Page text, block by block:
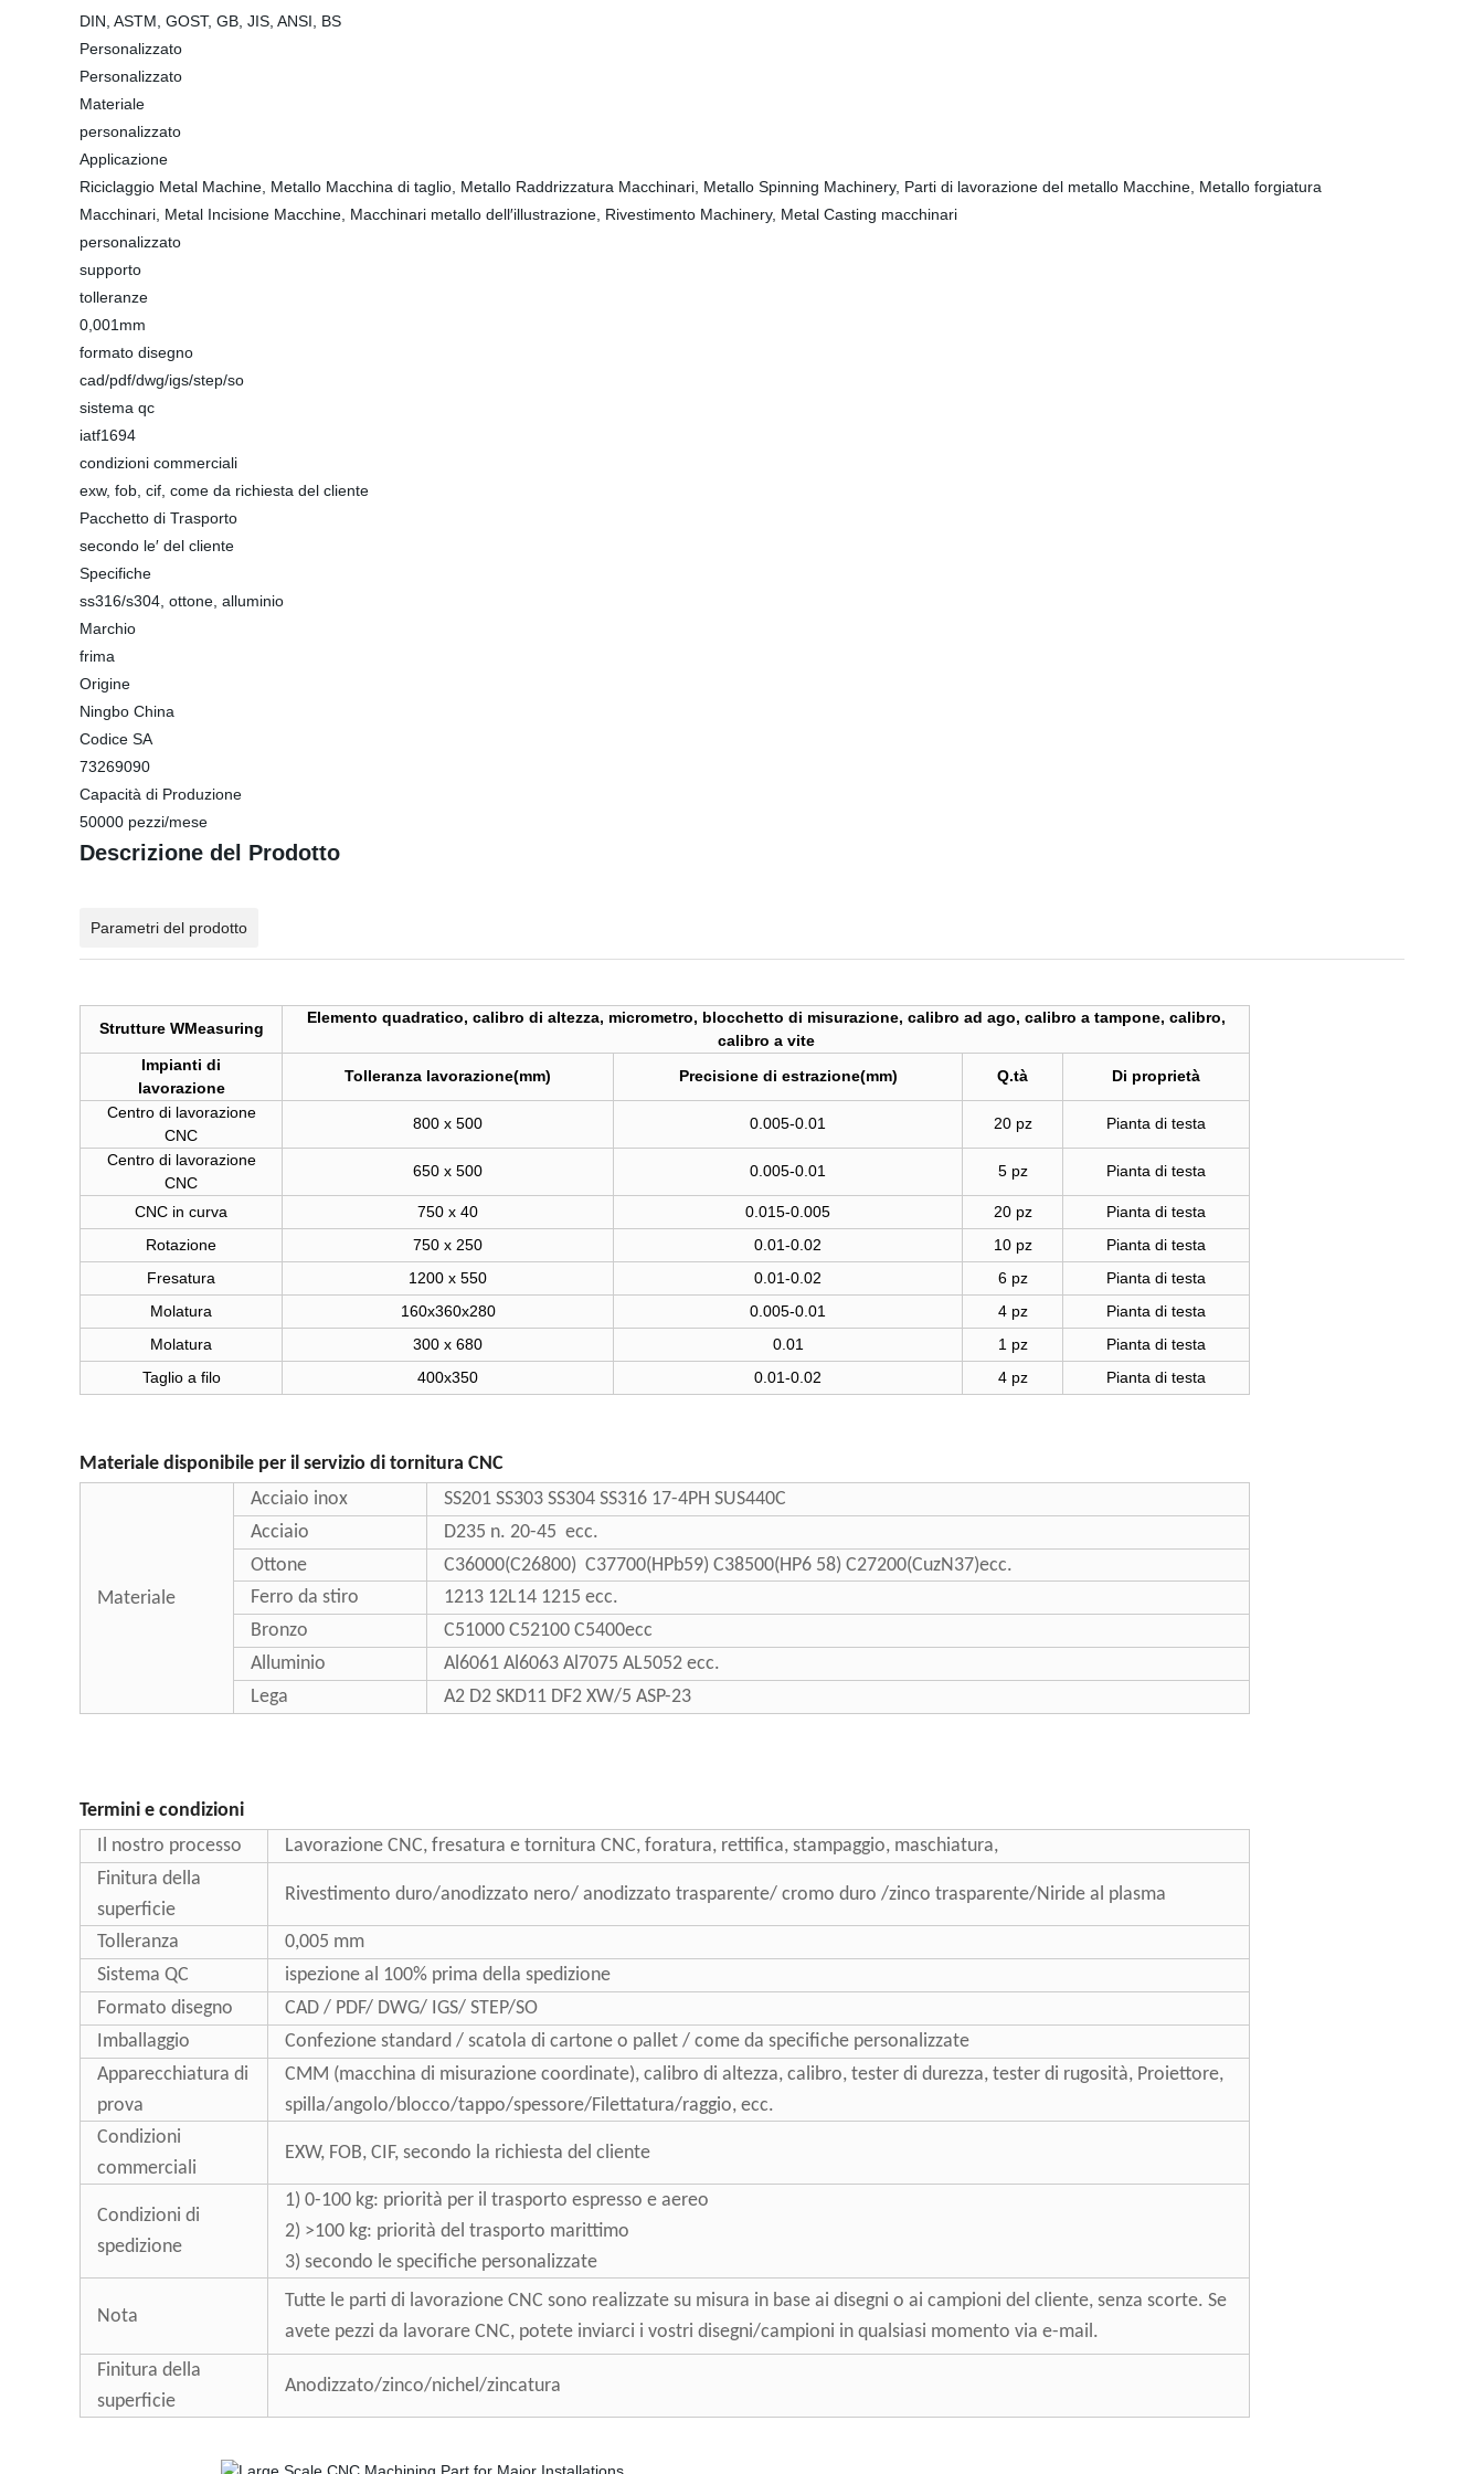
DIN, ASTM, GOST, GB, JIS, ANSI, BS
Personalizzato
Personalizzato
Materiale
personalizzato
Applicazione
Riciclaggio Metal Machine, Metallo Macchina di taglio, Metallo Raddrizzatura Macchinari, Metallo Spinning Machinery, Parti di lavorazione del metallo Macchine, Metallo forgiatura
Macchinari, Metal Incisione Macchine, Macchinari metallo dell′illustrazione, Rivestimento Machinery, Metal Casting macchinari
personalizzato
supporto
tolleranze
0,001mm
formato disegno
cad/pdf/dwg/igs/step/so
sistema qc
iatf1694
condizioni commerciali
exw, fob, cif, come da richiesta del cliente
Pacchetto di Trasporto
secondo le′ del cliente
Specifiche
ss316/s304, ottone, alluminio
Marchio
frima
Origine
Ningbo China
Codice SA
73269090
Capacità di Produzione
50000 pezzi/mese
Descrizione del Prodotto
Parametri del prodotto
Strutture WMeasuring
Elemento quadratico, calibro di altezza, micrometro, blocchetto di misurazione, calibro ad ago, calibro a tampone, calibro,
calibro a vite
Impianti di
lavorazione
Tolleranza lavorazione(mm) Precisione di estrazione(mm) Q.tà Di proprietà
Centro di lavorazione
CNC
800 x 500 0.005-0.01 20 pz Pianta di testa
Centro di lavorazione
CNC
650 x 500 0.005-0.01 5 pz Pianta di testa
CNC in curva 750 x 40 0.015-0.005 20 pz
Pianta di testa
Rotazione
750 x 250 0.01-0.02 10 pz
Pianta di testa
Fresatura
1200 x 550 0.01-0.02 6 pz
Pianta di testa
Molatura
160x360x280 0.005-0.01 4 pz
Pianta di testa
Molatura
300 x 680 0.01 1 pz
Pianta di testa
Taglio a filo
400x350 0.01-0.02 4 pz Pianta di testa
Materiale disponibile per il servizio di tornitura CNC
Materiale
Acciaio inox
SS201 SS303 SS304 SS316 17-4PH SUS440C
Acciaio
D235 n. 20-45 ecc.
Ottone
C36000(C26800) C37700(HPb59) C38500(HP6 58) C27200(CuzN37)ecc.
Ferro da stiro
1213 12L14 1215 ecc.
Bronzo
C51000 C52100 C5400ecc
Alluminio
Al6061 Al6063 Al7075 AL5052 ecc.
Lega
A2 D2 SKD11 DF2 XW/5 ASP-23
Termini e condizioni
Il nostro processo
Lavorazione CNC, fresatura e tornitura CNC, foratura, rettifica, stampaggio, maschiatura,
Finitura della
superficie
Rivestimento duro/anodizzato nero/ anodizzato trasparente/ cromo duro /zinco trasparente/Niride al plasma
Tolleranza
0,005 mm
Sistema QC
ispezione al 100% prima della spedizione
Formato disegno
CAD / PDF/ DWG/ IGS/ STEP/SO
Imballaggio
Confezione standard / scatola di cartone o pallet / come da specifiche personalizzate
Apparecchiatura di
prova
CMM (macchina di misurazione coordinate), calibro di altezza, calibro, tester di durezza, tester di rugosità, Proiettore,
spilla/angolo/blocco/tappo/spessore/Filettatura/raggio, ecc.
Condizioni
commerciali
EXW, FOB, CIF, secondo la richiesta del cliente
Condizioni di
spedizione
1) 0-100 kg: priorità per il trasporto espresso e aereo
2) >100 kg: priorità del trasporto marittimo
3) secondo le specifiche personalizzate
Nota
Tutte le parti di lavorazione CNC sono realizzate su misura in base ai disegni o ai campioni del cliente, senza scorte. Se
avete pezzi da lavorare CNC, potete inviarci i vostri disegni/campioni in qualsiasi momento via e-mail.
Finitura della
superficie
Anodizzato/zinco/nichel/zincatura